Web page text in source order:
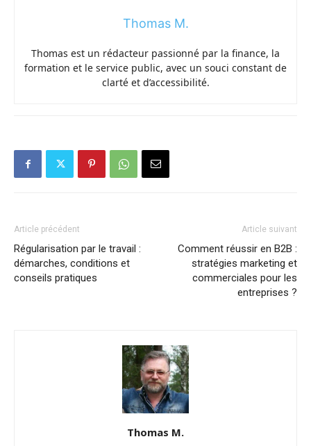
Thomas M.
Thomas est un rédacteur passionné par la finance, la
formation et le service public, avec un souci constant de
clarté et d’accessibilité.
Article précédent
Régularisation par le travail :
démarches, conditions et
conseils pratiques
Article suivant
Comment réussir en B2B :
stratégies marketing et
commerciales pour les
entreprises ?
Thomas M.